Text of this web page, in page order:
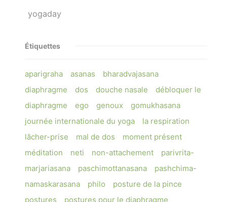
yogaday
Étiquettes
aparigraha asanas
bharadvajasana
diaphragme
dos douche nasale
débloquer le
diaphragme
ego genoux
gomukhasana
journée internationale du yoga
la respiration
lâcher-prise
mal de dos
moment présent
méditation
neti non-attachement
parivrita-
marjariasana
paschimottanasana
pashchima-
namaskarasana
philo
posture de la pince
postures
postures pour le diaphragme